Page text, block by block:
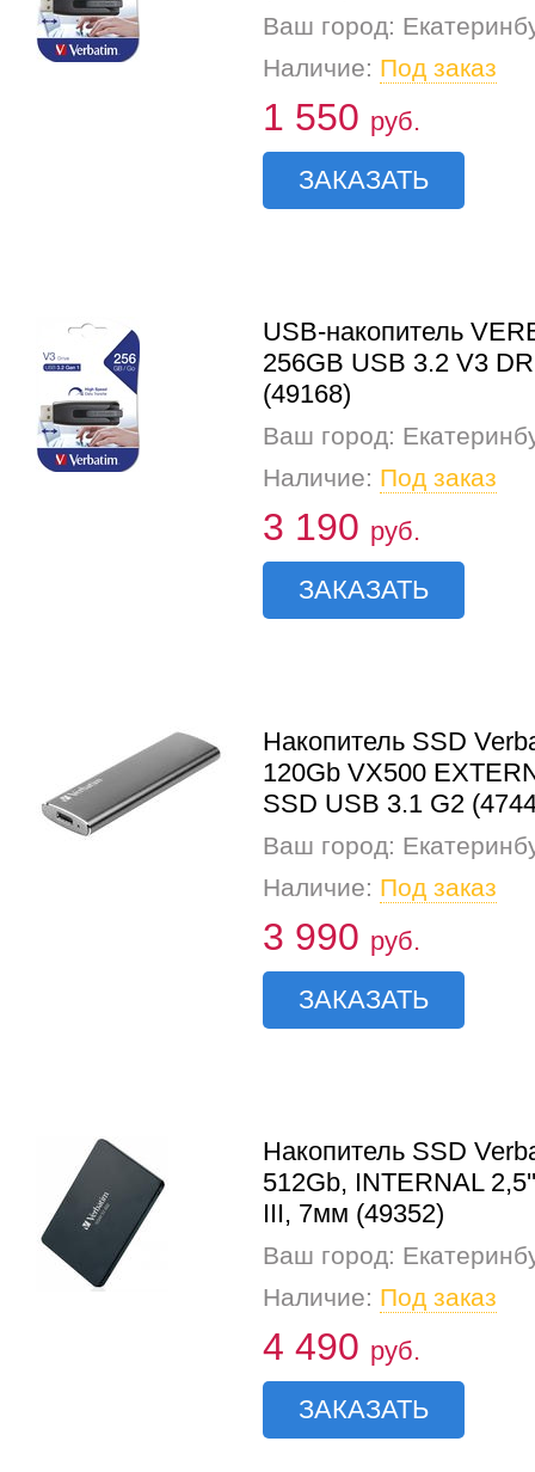
Ваш город:
Наличие: Под заказ
1 550 руб.
ЗАКАЗАТЬ
USB-накопитель
256GB USB 3.2 V3
(49168)
Ваш город:
Наличие: Под заказ
3 190 руб.
ЗАКАЗАТЬ
Накопитель SSD
120Gb VX500
SSD USB 3.1 G2
Ваш город:
Наличие: Под заказ
3 990 руб.
ЗАКАЗАТЬ
Накопитель SSD
512Gb, INTERNAL
III, 7мм (49352)
Ваш город:
Наличие: Под заказ
4 490 руб.
ЗАКАЗАТЬ